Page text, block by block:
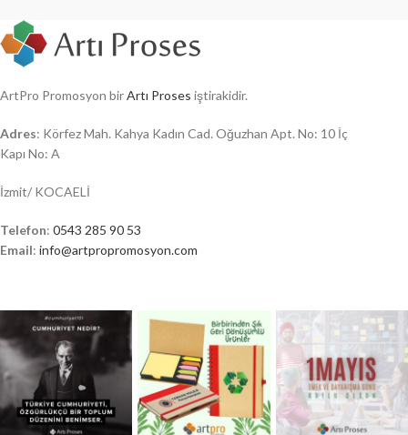
ArtPro Promosyon birArtı Proses iştirakidir.
Adres: Körfez Mah. Kahya Kadın Cad. Oğuzhan Apt. No: 10 İç
Kapı No: A
İzmit/ KOCAELİ
Telefon: 0543 285 90 53
Email: info@artpropromosyon.com